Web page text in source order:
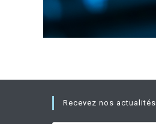
Recevez nos actualités